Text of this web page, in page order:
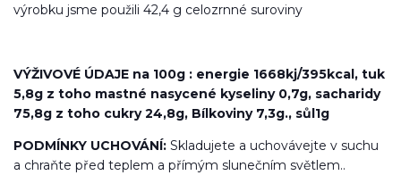
výrobku jsme použili 42,4 g celozrnné suroviny
VÝŽIVOVÉ ÚDAJE na 100g : energie 1668kj/395kcal, tuk
5,8g z toho mastné nasycené kyseliny 0,7g, sacharidy
75,8g z toho cukry 24,8g, Bílkoviny 7,3g., sůl1g
PODMÍNKY UCHOVÁNÍ: Skladujete a uchovávejte v suchu
a chraňte před teplem a přímým slunečním světlem..